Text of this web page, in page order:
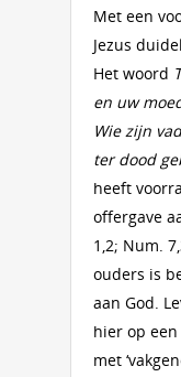
Met een
Jezus
Het woord
en uw
Wie zijn
ter dood
heeft
offergave
1,2; Num.
ouders is
aan God.
hier op
met